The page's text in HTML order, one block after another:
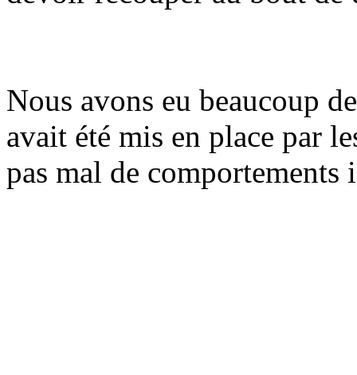
Nous avons eu beaucoup
avait été mis en place par
pas mal de comportements